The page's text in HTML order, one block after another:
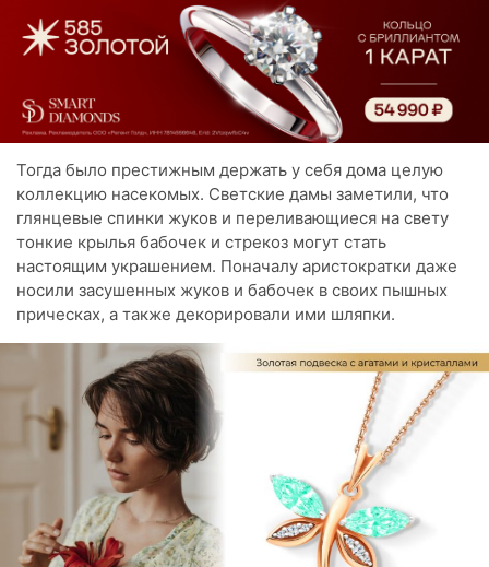
Тогда было престижным держать у себя дома целую
коллекцию насекомых. Светские дамы заметили, что
глянцевые спинки жуков и переливающиеся на свету
тонкие крылья бабочек и стрекоз могут стать
настоящим украшением. Поначалу аристократки даже
носили засушенных жуков и бабочек в своих пышных
прическах, а также декорировали ими шляпки.